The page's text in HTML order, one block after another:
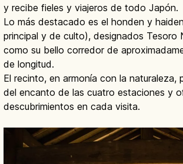
y recibe fieles y viajeros de todo Japón.
Lo más destacado es el honden y
principal y de culto), designados Tesoro
como su bello corredor de
de longitud.
El recinto, en armonía con la naturaleza,
del encanto de las cuatro estaciones y
descubrimientos en cada visita.